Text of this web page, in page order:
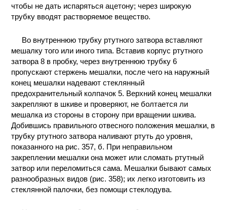
чтобы не дать испаряться ацетону; через широкую
трубку вводят растворяемое вещество.
Во внутреннюю трубку ртутного затвора вставляют
мешалку того или иного типа. Вставив корпус ртутного
затвора 8 в пробку, через внутреннюю трубку 6
пропускают стержень мешалки, после чего на наружный
конец мешалки надевают стеклянный
предохранительный колпачок 5. Верхний конец мешалки
закрепляют в шкиве и проверяют, не болтается ли
мешалка из стороны в сторону при вращении шкива.
Добившись правильного отвесного положения мешалки, в
трубку ртутного затвора наливают ртуть до уровня,
показанного на рис. 357, б. При неправильном
закреплении мешалки она может или сломать ртутный
затвор или переломиться сама. Мешалки бывают самых
разнообразных видов (рис. 358); их легко изготовить из
стеклянной палочки, без помощи стеклодува.